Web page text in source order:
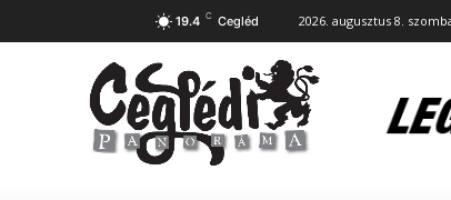
19.4 C Cegléd 2026. augusztus 8.